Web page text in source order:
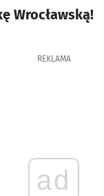
Wrocławską!
REKLAMA
ad